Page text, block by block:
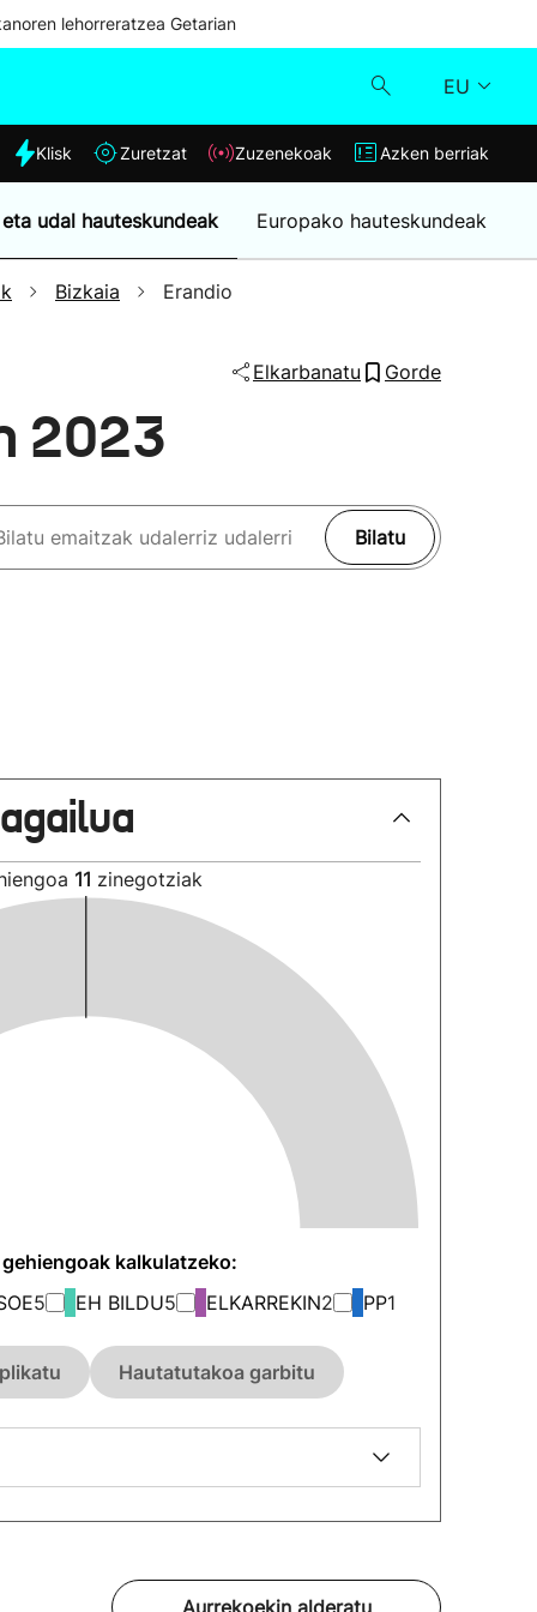
lehorreratzea Getarian
EU
Klisk
Zuzenekoak
Azken berriak
Klisk Zuretzat Zuzenekoak Azken berriak
udal hauteskundeak Europako hauteskundeak
Bizkaia Erandio
Elkarbanatu Gorde
2023
Bilatu
11 zinegotziak
kalkulatzeko:
5 EH BILDU5 ELKARREKIN2 PP1
Hautatutakoa garbitu
Aurrekoekin alderatu